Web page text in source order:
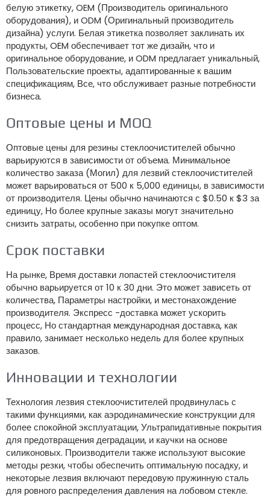
белую этикетку, OEM (Производитель оригинального
оборудования), и ODM (Оригинальный производитель
дизайна) услуги. Белая этикетка позволяет заклинать их
продукты, OEM обеспечивает тот же дизайн, что и
оригинальное оборудование, и ODM предлагает уникальный,
Пользовательские проекты, адаптированные к вашим
спецификациям, Все, что обслуживает разные потребности
бизнеса.
Оптовые цены и MOQ
Оптовые цены для резины стеклоочистителей обычно
варьируются в зависимости от объема. Минимальное
количество заказа (Могил) для лезвий стеклоочистителей
может варьироваться от 500 к 5,000 единицы, в зависимости
от производителя. Цены обычно начинаются с $0.50 к $3 за
единицу, Но более крупные заказы могут значительно
снизить затраты, особенно при покупке оптом.
Срок поставки
На рынке, Время доставки лопастей стеклоочистителя
обычно варьируется от 10 к 30 дни. Это может зависеть от
количества, Параметры настройки, и местонахождение
производителя. Экспресс -доставка может ускорить
процесс, Но стандартная международная доставка, как
правило, занимает несколько недель для более крупных
заказов.
Инновации и технологии
Технология лезвия стеклоочистителей продвинулась с
такими функциями, как аэродинамические конструкции для
более спокойной эксплуатации, Ультрапидативные покрытия
для предотвращения деградации, и каучки на основе
силиконовых. Производители также используют высокие
методы резки, чтобы обеспечить оптимальную посадку, и
некоторые лезвия включают передовую пружинную сталь
для ровного распределения давления на лобовом стекле.